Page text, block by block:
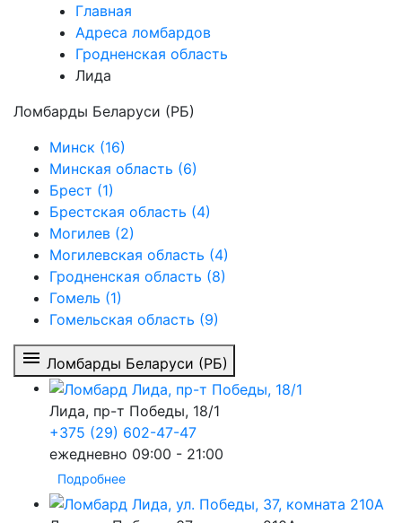
Главная
Адреса ломбардов
Гродненская область
Лида
Ломбарды Беларуси (РБ)
Минск (16)
Минская область (6)
Брест (1)
Брестская область (4)
Могилев (2)
Могилевская область (4)
Гродненская область (8)
Гомель (1)
Гомельская область (9)
menu Ломбарды Беларуси (РБ)
Лида, пр-т Победы, 18/1
+375 (29) 602-47-47
ежедневно 09:00 - 21:00
Подробнее